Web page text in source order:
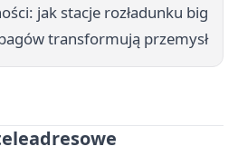
jak stacje rozładunku big
transformują przemysł